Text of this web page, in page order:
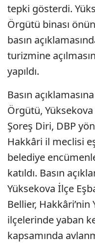
tepki gösterdi.
Örgütü binası
basın
turizmine
yapıldı.
Basın
Örgütü, Yüksekova
Şoreş Diri, DBP
Hakkâri il meclisi
belediye
katıldı. Basın
Yüksekova İlçe
Bellier,
ilçelerinde yaban
kapsamında